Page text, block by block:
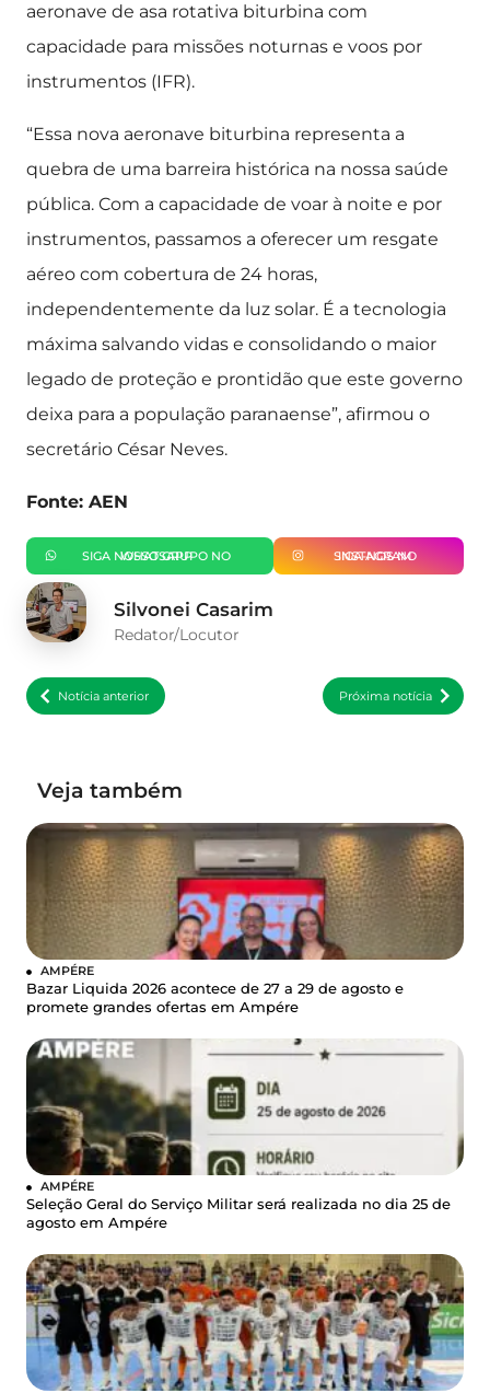
aeronave de asa rotativa biturbina com
capacidade para missões noturnas e voos por
instrumentos (IFR).
“Essa nova aeronave biturbina representa a
quebra de uma barreira histórica na nossa saúde
pública. Com a capacidade de voar à noite e por
instrumentos, passamos a oferecer um resgate
aéreo com cobertura de 24 horas,
independentemente da luz solar. É a tecnologia
máxima salvando vidas e consolidando o maior
legado de proteção e prontidão que este governo
deixa para a população paranaense”, afirmou o
secretário César Neves.
Fonte: AEN
SIGA NOSSO GRUPO NO WHATSAPP SIGA-NOS NO INSTAGRAM
Silvonei Casarim
Redator/Locutor
Notícia anterior Próxima notícia
Veja também
AMPÉRE
Bazar Liquida 2026 acontece de 27 a 29 de agosto e
promete grandes ofertas em Ampére
AMPÉRE
Seleção Geral do Serviço Militar será realizada no dia 25 de
agosto em Ampére